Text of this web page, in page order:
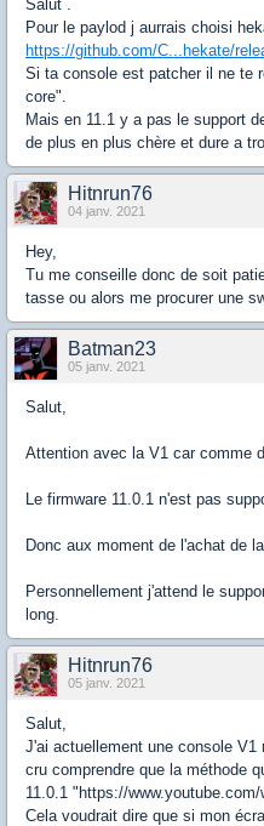
Salut .
Pour le paylod j aurrais choisi
https://github.com/C...hekate/
Si ta console est patcher il ne te
core".
Mais en 11.1 y a pas le support
de plus en plus chère et dure a
Hitnrun76
04 janv. 2021
Hey,
Tu me conseille donc de soit
tasse ou alors me procurer une
Batman23
05 janv. 2021
Salut,
Attention avec la V1 car comme
Le firmware 11.0.1 n'est pas
Donc aux moment de l'achat de
Personnellement j'attend le
long.
Hitnrun76
05 janv. 2021
Salut,
J'ai actuellement une console
cru comprendre que la méthode
11.0.1 "https://
Cela voudrait dire que si mon